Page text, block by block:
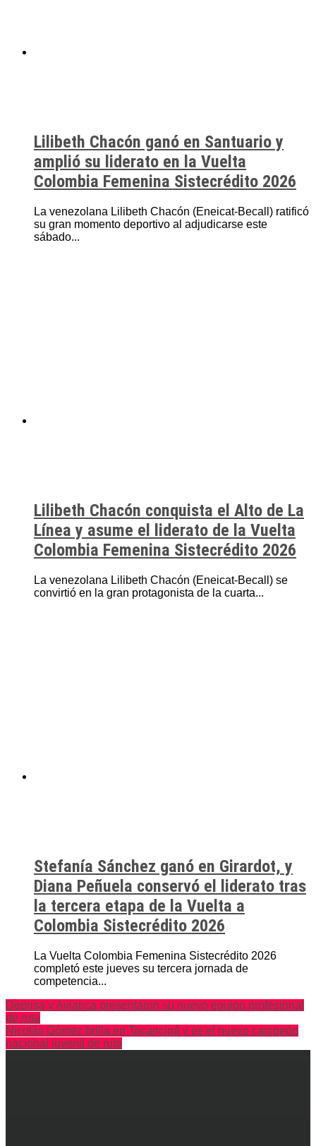
Lilibeth Chacón ganó en Santuario y
amplió su liderato en la Vuelta
Colombia Femenina Sistecrédito 2026
La venezolana Lilibeth Chacón (Eneicat-Becall) ratificó
su gran momento deportivo al adjudicarse este
sábado...
Lilibeth Chacón conquista el Alto de La
Línea y asume el liderato de la Vuelta
Colombia Femenina Sistecrédito 2026
La venezolana Lilibeth Chacón (Eneicat-Becall) se
convirtió en la gran protagonista de la cuarta...
Stefanía Sánchez ganó en Girardot, y
Diana Peñuela conservó el liderato tras
la tercera etapa de la Vuelta a
Colombia Sistecrédito 2026
La Vuelta Colombia Femenina Sistecrédito 2026
completó este jueves su tercera jornada de
competencia...
Deprisa y Avianca presentaron su nuevo equipo profesional
de ruta
Nicolás Gómez brilla en Tocancipá y es el nuevo campeón
nacional juvenil de ruta